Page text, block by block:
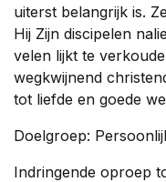
uiterst belangrijk is.
Hij Zijn discipelen
velen lijkt te
wegkwijnend
tot liefde en goede
Doelgroep:
Indringende oproep